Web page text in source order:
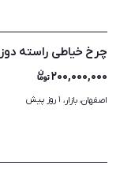
چرخ خیاطی راسته دوز
۲۰۰,۰۰۰,۰۰۰
اصفهان، بازار، ۱ روز پیش